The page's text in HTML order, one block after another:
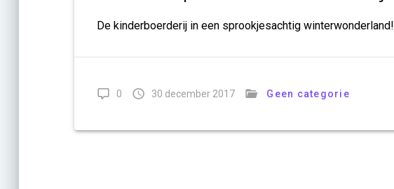
De kinderboerderij in een sprookjesachtig winterwonderland!
0 30 december 2017 Geen categorie